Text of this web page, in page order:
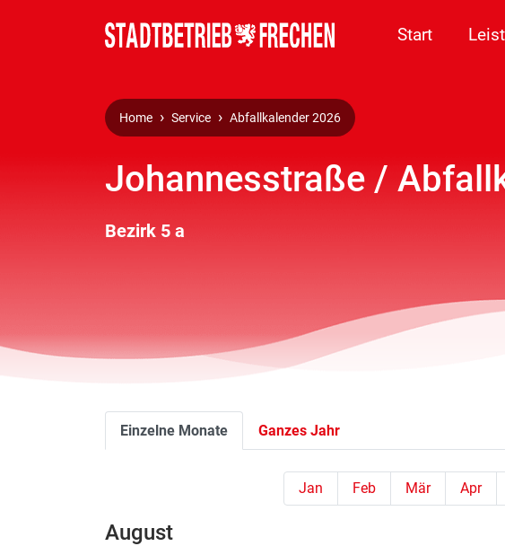
Start
Home Service Abfallkalender 2026
Johannesstraße /
Bezirk 5 a
Einzelne Monate Ganzes Jahr
Jan Feb Mär Apr
August